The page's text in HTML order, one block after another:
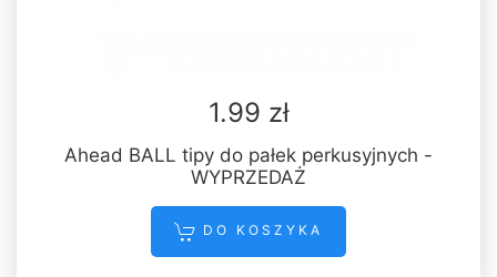
1.99 zł
Ahead BALL tipy do pałek perkusyjnych -
WYPRZEDAŻ
DO KOSZYKA